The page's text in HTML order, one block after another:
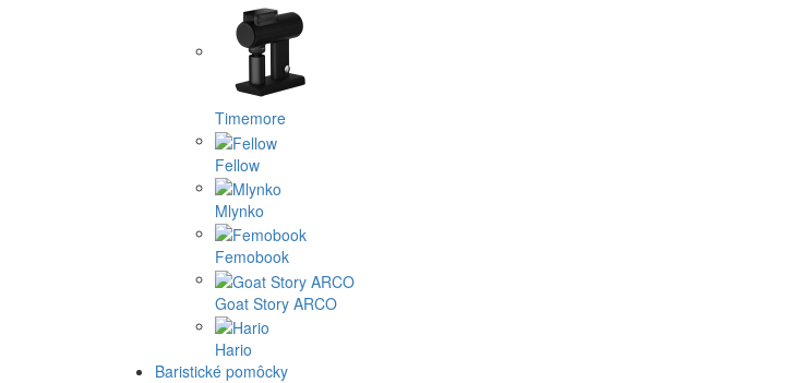
Timemore
Fellow
Mlynko
Femobook
Goat Story ARCO
Hario
Baristické pomôcky